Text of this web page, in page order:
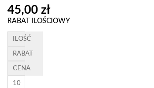
RABAT ILOŚCIOWY
ILOŚĆ
RABAT
CENA
10